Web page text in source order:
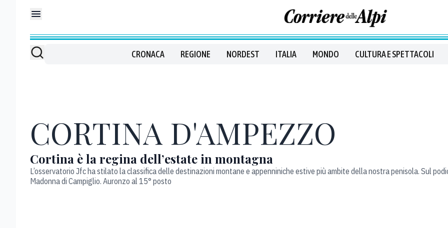
CRONACA REGIONE NORDEST ITALIA MONDO CULTURA E SPETTACOLI
CORTINA D'AMPEZZO
Cortina è la regina dell’estate in montagna
L’osservatorio Jfc ha stilato la classifica delle destinazioni montane e appenniniche estive più ambite della nostra penisola. Sul
Madonna di Campiglio. Auronzo al 15° posto